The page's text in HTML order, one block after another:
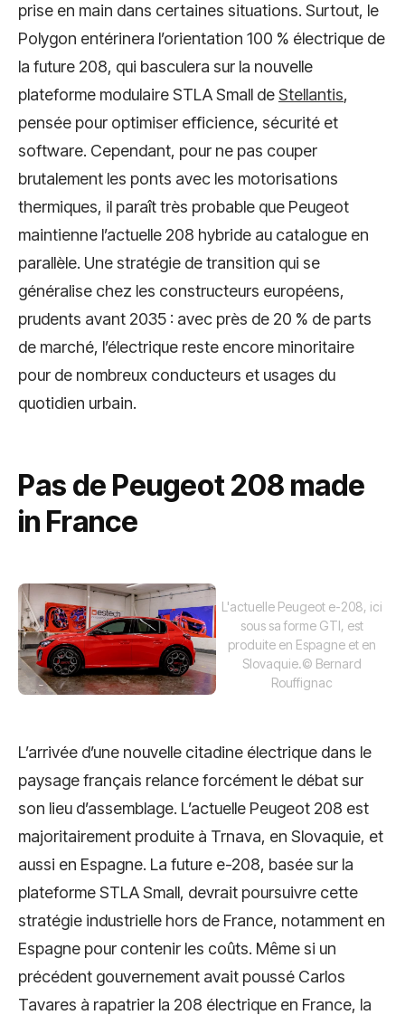
prise en main dans certaines situations. Surtout, le
Polygon entérinera l’orientation 100 % électrique de
la future 208, qui basculera sur la nouvelle
plateforme modulaire STLA Small deStellantis,
pensée pour optimiser efficience, sécurité et
software. Cependant, pour ne pas couper
brutalement les ponts avec les motorisations
thermiques, il paraît très probable que Peugeot
maintienne l’actuelle 208 hybride au catalogue en
parallèle. Une stratégie de transition qui se
généralise chez les constructeurs européens,
prudents avant 2035 : avec près de 20 % de parts
de marché, l’électrique reste encore minoritaire
pour de nombreux conducteurs et usages du
quotidien urbain.
Pas de Peugeot 208 made
in France
L'actuelle Peugeot e-208, ici
sous sa forme GTI, est
produite en Espagne et en
Slovaquie.© Bernard
Rouffignac
L’arrivée d’une nouvelle citadine électrique dans le
paysage français relance forcément le débat sur
son lieu d’assemblage. L’actuelle Peugeot 208 est
majoritairement produite à Trnava, en Slovaquie, et
aussi en Espagne. La future e-208, basée sur la
plateforme STLA Small, devrait poursuivre cette
stratégie industrielle hors de France, notamment en
Espagne pour contenir les coûts. Même si un
précédent gouvernement avait poussé Carlos
Tavares à rapatrier la 208 électrique en France, la